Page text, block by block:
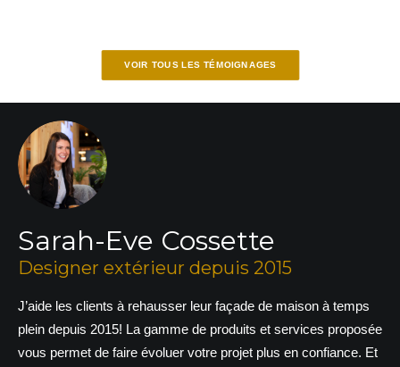
VOIR TOUS LES TÉMOIGNAGES
Sarah-Eve Cossette
Designer extérieur depuis 2015
J’aide les clients à rehausser leur façade de maison à temps
plein depuis 2015! La gamme de produits et services proposée
vous permet de faire évoluer votre projet plus en confiance. Et